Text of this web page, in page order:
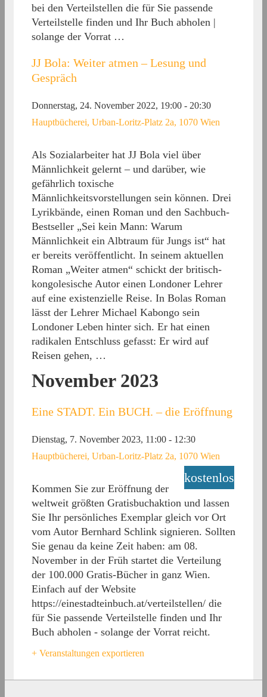
bei den Verteilstellen die für Sie passende
Verteilstelle finden und Ihr Buch abholen |
solange der Vorrat …
JJ Bola: Weiter atmen – Lesung und
Gespräch
Donnerstag, 24. November 2022, 19:00 - 20:30
Hauptbücherei, Urban-Loritz-Platz 2a, 1070 Wien
Als Sozialarbeiter hat JJ Bola viel über
Männlichkeit gelernt – und darüber, wie
gefährlich toxische
Männlichkeitsvorstellungen sein können. Drei
Lyrikbände, einen Roman und den Sachbuch-
Bestseller „Sei kein Mann: Warum
Männlichkeit ein Albtraum für Jungs ist“ hat
er bereits veröffentlicht. In seinem aktuellen
Roman „Weiter atmen“ schickt der britisch-
kongolesische Autor einen Londoner Lehrer
auf eine existenzielle Reise. In Bolas Roman
lässt der Lehrer Michael Kabongo sein
Londoner Leben hinter sich. Er hat einen
radikalen Entschluss gefasst: Er wird auf
Reisen gehen, …
November 2023
Eine STADT. Ein BUCH. – die Eröffnung
Dienstag, 7. November 2023, 11:00 - 12:30
Hauptbücherei, Urban-Loritz-Platz 2a, 1070 Wien
kostenlos
Kommen Sie zur Eröffnung der
weltweit größten Gratisbuchaktion und lassen
Sie Ihr persönliches Exemplar gleich vor Ort
vom Autor Bernhard Schlink signieren. Sollten
Sie genau da keine Zeit haben: am 08.
November in der Früh startet die Verteilung
der 100.000 Gratis-Bücher in ganz Wien.
Einfach auf der Website
https://einestadteinbuch.at/verteilstellen/ die
für Sie passende Verteilstelle finden und Ihr
Buch abholen - solange der Vorrat reicht.
+ Veranstaltungen exportieren